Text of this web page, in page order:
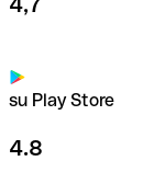
su Play Store
4.8